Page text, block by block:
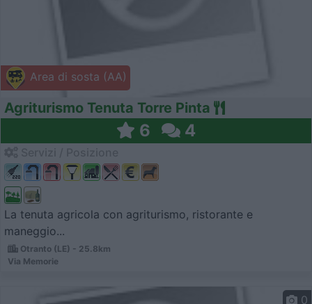
Area di sosta (AA)
Agriturismo Tenuta Torre Pinta
6 4
La tenuta agricola con agriturismo, ristorante e
maneggio...
Otranto (LE) - 25.8km
Via Memorie
0